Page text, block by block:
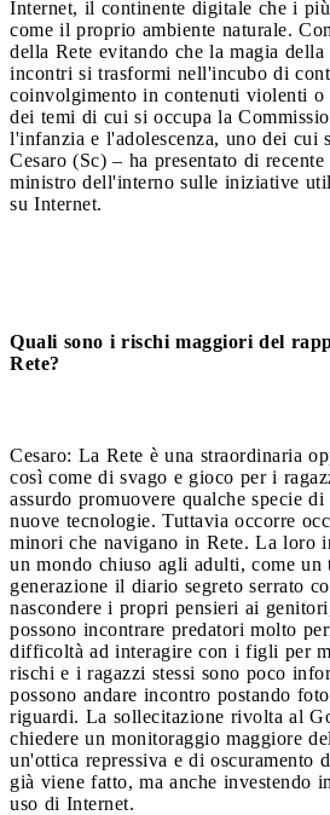
Internet, il continente digitale che i
come il proprio ambiente naturale.
della Rete evitando che la magia della
incontri si trasformi nell'incubo di
coinvolgimento in contenuti violenti o
dei temi di cui si occupa la
l'infanzia e l'adolescenza, uno dei cui
Cesaro (Sc) – ha presentato di
ministro dell'interno sulle iniziative
su Internet.
Quali sono i rischi maggiori del
Rete?
Cesaro: La Rete è una straordinaria
così come di svago e gioco per i
assurdo promuovere qualche specie
nuove tecnologie. Tuttavia occorre
minori che navigano in Rete. La loro
un mondo chiuso agli adulti, come un
generazione il diario segreto serrato
nascondere i propri pensieri ai
possono incontrare predatori molto
difficoltà ad interagire con i figli per
rischi e i ragazzi stessi sono poco
possono andare incontro postando
riguardi. La sollecitazione rivolta al
chiedere un monitoraggio maggiore
un'ottica repressiva e di oscuramento
già viene fatto, ma anche investendo
uso di Internet.